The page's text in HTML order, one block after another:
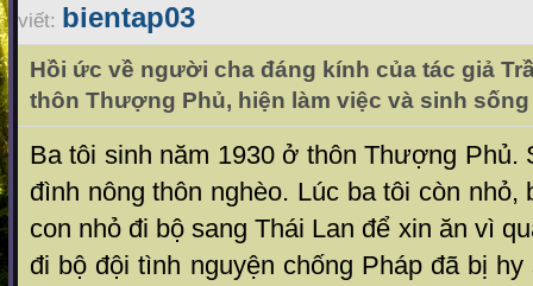
viết: bientap03
Hồi ức về người cha đáng kính của tác giả
thôn Thượng Phủ, hiện làm việc và sinh
Ba tôi sinh năm 1930 ở thôn Th ượng Phủ.
đình nông thôn nghèo. Lúc ba tôi còn nhỏ,
con nhỏ đi b ộ sang Thái Lan để xin ăn vì
đi bộ đội tì nh nguyện chống Pháp đã bị